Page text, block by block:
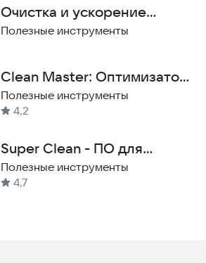
Очистка и ускорение
телефона. Умная оценка.
Полезные инструменты
Clean Master: Оптимизатор
и ускоритель Android
Полезные инструменты
4,2
Super Clean - ПО для
очистки
Полезные инструменты
4,7